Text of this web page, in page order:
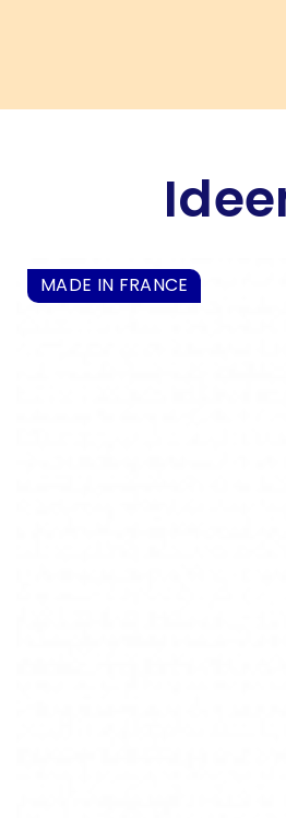
MADE IN FRANCE